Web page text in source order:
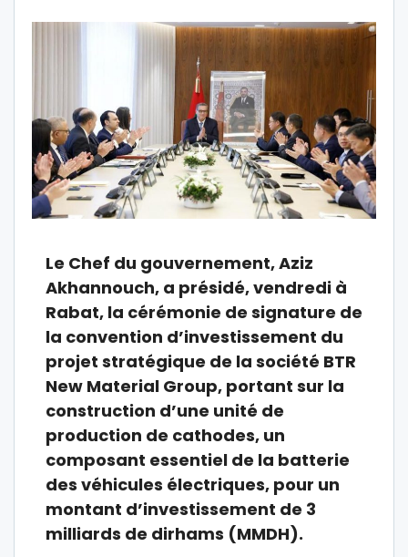
Le Chef du gouvernement, Aziz
Akhannouch, a présidé, vendredi à
Rabat, la cérémonie de signature de
la convention d’investissement du
projet stratégique de la société BTR
New Material Group, portant sur la
construction d’une unité de
production de cathodes, un
composant essentiel de la batterie
des véhicules électriques, pour un
montant d’investissement de 3
milliards de dirhams (MMDH).